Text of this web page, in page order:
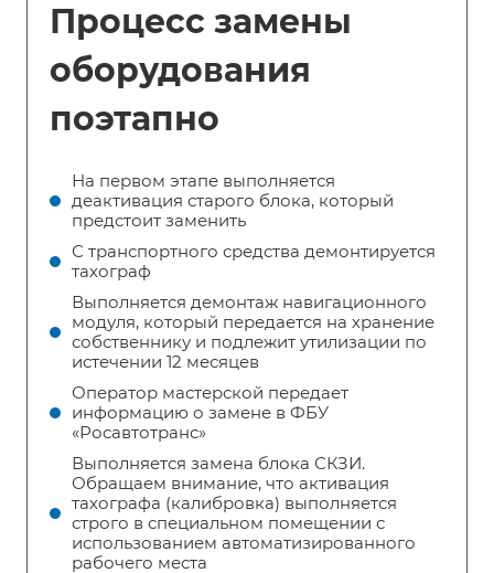
Процесс замены
оборудования
поэтапно
На первом этапе выполняется
деактивация старого блока, который
предстоит заменить
С транспортного средства демонтируется
тахограф
Выполняется демонтаж навигационного
модуля, который передается на хранение
собственнику и подлежит утилизации по
истечении 12 месяцев
Оператор мастерской передает
информацию о замене в ФБУ
«Росавтотранс»
Выполняется замена блока СКЗИ.
Обращаем внимание, что активация
тахографа (калибровка) выполняется
строго в специальном помещении с
использованием автоматизированного
рабочего места